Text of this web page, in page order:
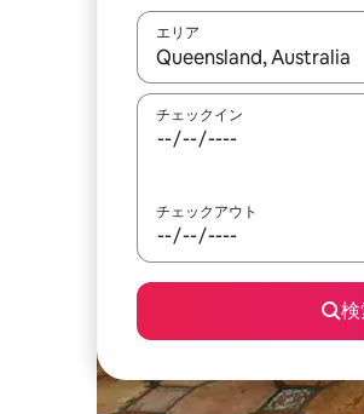
エリア
検索結果が表示されたら
チェックイン
チェックアウト